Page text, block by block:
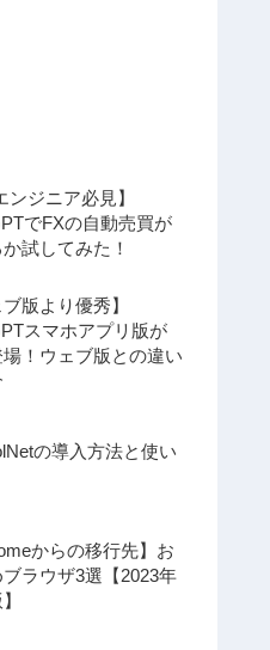
ンジニア必見】
でFXの自動売買が
試してみた！
ブ版より優秀】
スマホアプリ版が
！ウェブ版との違い
の導入方法と使い
からの移行先】お
ラウザ3選【2023年